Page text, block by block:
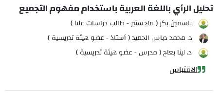
تحليل الرأي باللغة العربية باستخدام مفهوم التجميع
ياسمين بكر ( ماجستير - طالب دراسات عليا )
د. محمد دباس الحميد ( أستاذ - عضو هيئة تدريسية )
د. لينا بعاج ( مدرس - عضو هيئة تدريسية )
الاقتباس